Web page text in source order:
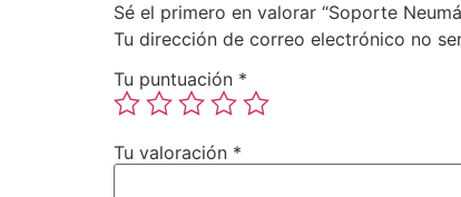
Sé el primero en valorar “Soporte
Tu dirección de correo electrónico no
Tu puntuación *
Tu valoración *